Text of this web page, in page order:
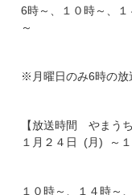
6時～、１０時～、
～
※月曜日のみ6時の放
【放送時間 やまうち
１月２４日 (月) ～
１０時～、１４時～